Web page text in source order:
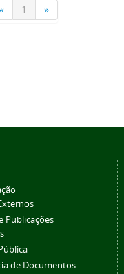
Publicações
de Documentos